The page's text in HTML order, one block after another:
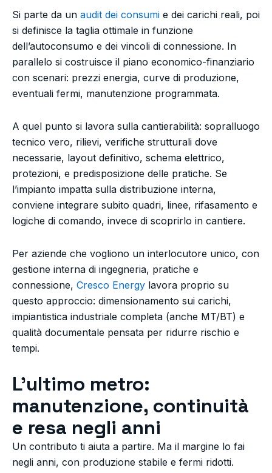
Si parte da un audit dei consumi e dei carichi reali, poi
si definisce la taglia ottimale in funzione
dell’autoconsumo e dei vincoli di connessione. In
parallelo si costruisce il piano economico-finanziario
con scenari: prezzi energia, curve di produzione,
eventuali fermi, manutenzione programmata.
A quel punto si lavora sulla cantierabilità: sopralluogo
tecnico vero, rilievi, verifiche strutturali dove
necessarie, layout definitivo, schema elettrico,
protezioni, e predisposizione delle pratiche. Se
l’impianto impatta sulla distribuzione interna,
conviene integrare subito quadri, linee, rifasamento e
logiche di comando, invece di scoprirlo in cantiere.
Per aziende che vogliono un interlocutore unico, con
gestione interna di ingegneria, pratiche e
connessione, Cresco Energy lavora proprio su
questo approccio: dimensionamento sui carichi,
impiantistica industriale completa (anche MT/BT) e
qualità documentale pensata per ridurre rischio e
tempi.
L’ultimo metro:
manutenzione, continuità
e resa negli anni
Un contributo ti aiuta a partire. Ma il margine lo fai
negli anni, con produzione stabile e fermi ridotti.